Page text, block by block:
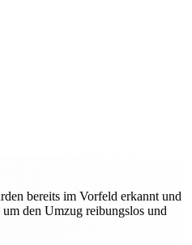
bereits im Vorfeld erkannt und
den Umzug reibungslos und